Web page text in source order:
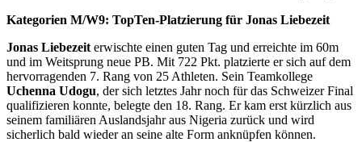
Kategorien M/W9: TopTen-Platzierung für Jonas Liebezeit
Jonas Liebezeit erwischte einen guten Tag und erreichte im 60m
und im Weitsprung neue PB. Mit 722 Pkt. platzierte er sich auf dem
hervorragenden 7. Rang von 25 Athleten. Sein Teamkollege
Uchenna Udogu, der sich letztes Jahr noch für das Schweizer Final
qualifizieren konnte, belegte den 18. Rang. Er kam erst kürzlich aus
seinem familiären Auslandsjahr aus Nigeria zurück und wird
sicherlich bald wieder an seine alte Form anknüpfen können.